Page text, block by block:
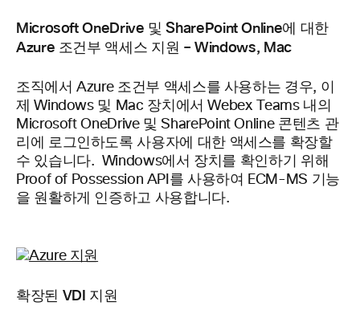
Microsoft OneDrive 및 SharePoint Online에 대한
Azure 조건부 액세스 지원 – Windows, Mac
조직에서 Azure 조건부 액세스를 사용하는 경우, 이
제 Windows 및 Mac 장치에서 Webex Teams 내의
Microsoft OneDrive 및 SharePoint Online 콘텐츠 관
리에 로그인하도록 사용자에 대한 액세스를 확장할
수 있습니다. Windows에서 장치를 확인하기 위해
Proof of Possession API를 사용하여 ECM-MS 기능
을 원활하게 인증하고 사용합니다.
확장된 VDI 지원